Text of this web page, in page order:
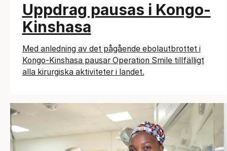
Uppdrag pausas i Kongo-
Kinshasa
Med anledning av det pågående ebolautbrottet i
Kongo-Kinshasa pausar Operation Smile tillfälligt
alla kirurgiska aktiviteter i landet.